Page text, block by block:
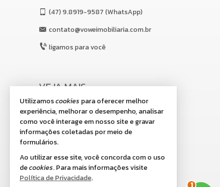
(47)9.8919-9587 (WhatsApp)
contato@voweimobiliaria.com.br
ligamos para você
VEJA MAIS
receba nosso newsletter
indicadores financeiros
cadastre seu imóvel
imóveis favoritos
mapa de imóveis
Utilizamoscookies para oferecer melhor
experiência, melhorar o desempenho, analisar
como você interage em nosso site e gravar
informações coletadas por meio de
formulários.
Ao utilizar esse site, você concorda com o uso
decookies. Para mais informações visite
Política de Privacidade.